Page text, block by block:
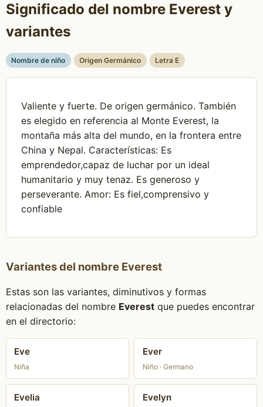
Significado del nombre Everest y
variantes
Nombre de niño Origen Germánico Letra E
Valiente y fuerte. De origen germánico. También
es elegido en referencia al Monte Everest, la
montaña más alta del mundo, en la frontera entre
China y Nepal. Características: Es
emprendedor,capaz de luchar por un ideal
humanitario y muy tenaz. Es generoso y
perseverante. Amor: Es fiel,comprensivo y
confiable
Variantes del nombre Everest
Estas son las variantes, diminutivos y formas
relacionadas del nombre Everestque puedes encontrar
en el directorio:
Eve
Niña
Ever
Niño · Germano
Evelia Evelyn